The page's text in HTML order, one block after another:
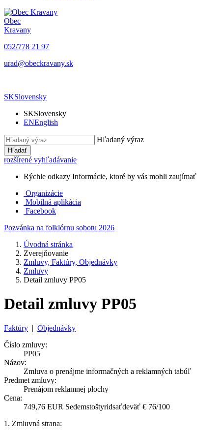
Obec
Kravany
052/778 21 97
urad@obeckravany.sk
SKSlovensky
SKSlovensky
ENEnglish
Hľadaný výraz
Hľadať
rozšírené vyhľadávanie
Rýchle odkazy Informácie, ktoré by vás mohli zaujímať
Organizácie
Mobilná aplikácia
Facebook
Pozvánka na folklórnu sobotu 2026
Úvodná stránka
Zverejňovanie
Zmluvy, Faktúry, Objednávky
Zmluvy
Detail zmluvy PP05
Detail zmluvy PP05
Faktúry | Objednávky
Číslo zmluvy:
PP05
Názov:
Zmluva o prenájme informačných a reklamných tabúľ
Predmet zmluvy:
Prenájom reklamnej plochy
Cena:
749,76 EUR Sedemstoštyridsaťdeväť € 76/100
1. Zmluvná strana: